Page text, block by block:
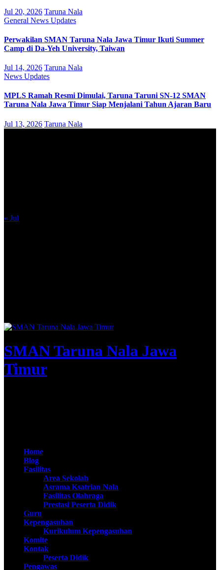
Jul 20, 2026 Taruna Nala
General News Updates
Perwakilan SMAN Taruna Nala Jawa Timur Ikuti Summer
Camp di Da-Yeh University, Taiwan
Jul 14, 2026 Taruna Nala
News Updates
MPLS Ramah Resmi Dimulai, Taruna Taruni SN-12 SMAN
Taruna Nala Jawa Timur Siap Menjalani Tahun Ajaran Baru
Jul 13, 2026 Taruna Nala
« Jul
SMAN Taruna Nala Jawa
Timur
Home
Blog
Fasilitas
Area Sekolah
Asrama Ksatrian Nala
Fasilitas Olahraga
Prestasi Peserta Didik
Guru
Kepengasuhan
Kurikulum Kepengasuhan
Komite
Kontak
Peserta Didik
Pengawas